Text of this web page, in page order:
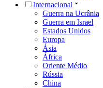
Internacional
Guerra na Ucrânia
Guerra em Israel
Estados Unidos
Europa
Ásia
África
Oriente Médio
Rússia
China